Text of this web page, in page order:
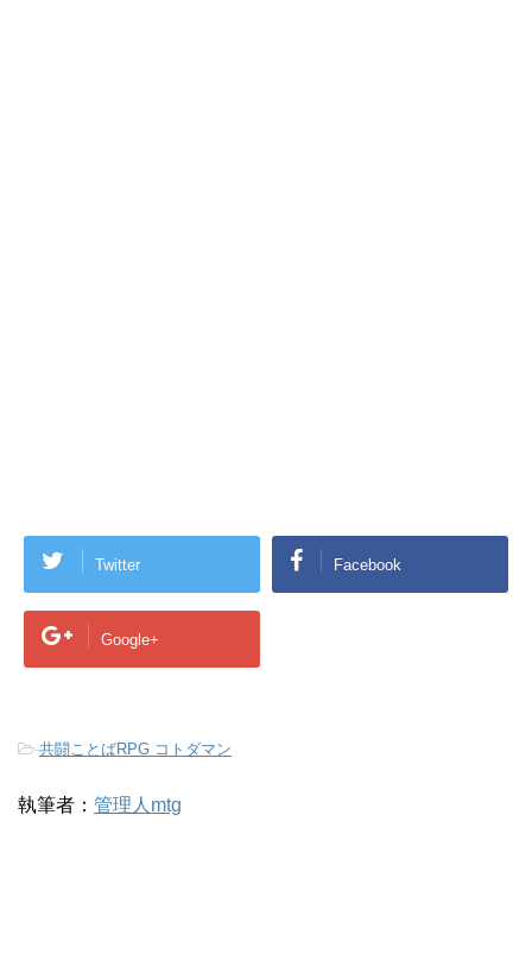
Twitter Facebook
Google+
-共闘ことばRPG コトダマン
執筆者： 管理人mtg